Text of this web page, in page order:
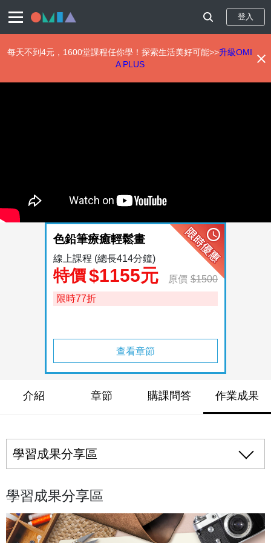
登入
每天不到4元，1600堂課程任你學！探索生活美好可能>>升級OMI
A PLUS
色鉛筆療癒輕鬆畫
線上課程 (總長414分鐘)
特價$1155元 原價 $1500
限時77折
查看章節
介紹 章節 購課問答 作業成果
學習成果分享區